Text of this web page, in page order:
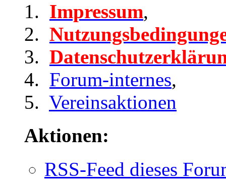
Impressum,
Forum-internes,
Vereinsaktionen
Aktionen:
RSS-Feed dieses